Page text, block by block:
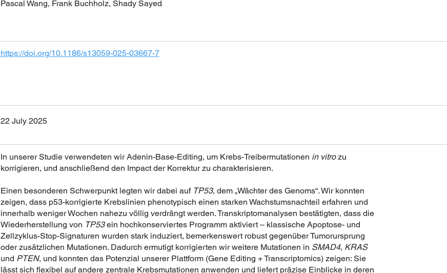
Pascal Wang, Frank Buchholz, Shady Sayed
https://doi.org/10.1186/s13059-025-03667-7
22 July 2025
In unserer Studie verwendeten wir Adenin-Base-Editing, um Krebs-Treibermutationen in vitrozu
korrigieren, und anschließend den Impact der Korrektur zu charakterisieren.
Einen besonderen Schwerpunkt legten wir dabei auf TP53, dem „Wächter des Genoms“. Wir konnten
zeigen, dass p53-korrigierte Krebslinien phenotypisch einen starken Wachstumsnachteil erfahren und
innerhalb weniger Wochen nahezu völlig verdrängt werden. Transkriptomanalysen bestätigten, dass die
Wiederherstellung von TP53ein hochkonserviertes Programm aktiviert – klassische Apoptose- und
Zellzyklus-Stop-Signaturen wurden stark induziert, bemerkenswert robust gegenüber Tumorursprung
oder zusätzlichen Mutationen. Dadurch ermutigt korrigierten wir weitere Mutationen in SMAD4, KRAS
und PTEN, und konnten das Potenzial unserer Plattform (Gene Editing + Transcriptomics) zeigen: Sie
lässt sich flexibel auf andere zentrale Krebsmutationen anwenden und liefert präzise Einblicke in deren